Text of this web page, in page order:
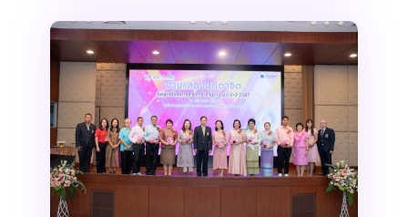
งานแสดงมุทิตาจิตแด่ผู้เกษียณอายุ
ราชการ/อายุงาน ประจำ
ปีงบประมาณ 2567